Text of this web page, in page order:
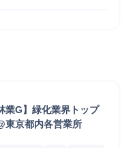
業G】緑化業界トップ
東京都内各営業所